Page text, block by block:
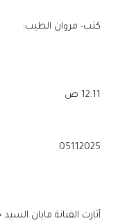
كتب- مروان الطيب:
12:11 ص
05112025
أثارت الفنانة مايان